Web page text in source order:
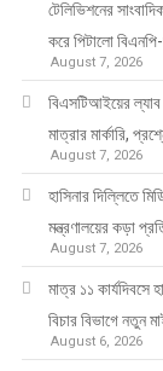
টেলিভিশনের
করে পিটালো
August 7, 2026
বিএসটিআইয়ের ল্যাব
মাত্রার মার্কারি,
August 7, 2026
হাসিনার দিল্লিতে
মন্ত্রণালয়ের কড়া
August 7, 2026
মাত্র ১১ কার্যদিবসে
বিচার বিভাগে নতুন
August 6, 2026